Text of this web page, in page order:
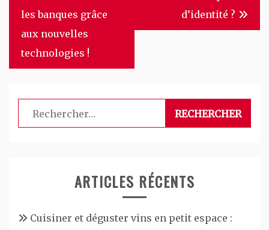
l’article
les banques grâce
aux nouvelles
technologies !
d’identité ?
Rechercher :
ARTICLES RÉCENTS
Cuisiner et déguster vins en petit espace :